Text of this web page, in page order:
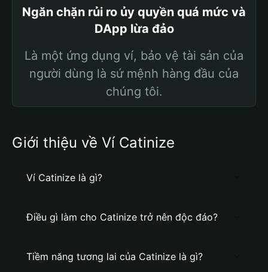
Ngăn chặn rủi ro ủy quyền quá mức và
DApp lừa đảo
Là một ứng dụng ví, bảo vệ tài sản của
người dùng là sứ mệnh hàng đầu của
chúng tôi.
Giới thiệu về Ví Catinize
Ví Catinize là gì?
Điều gì làm cho Catinize trở nên độc đáo?
Tiềm năng tương lai của Catinize là gì?